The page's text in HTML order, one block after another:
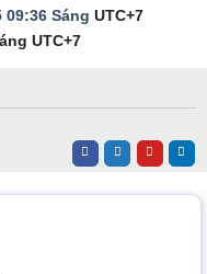
09:36 Sáng UTC+7
UTC+7